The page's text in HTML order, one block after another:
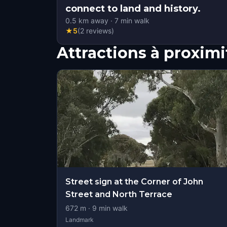
connect to land and history.
0.5 km away · 7 min walk
★5(2 reviews)
Attractions à
Street sign at the Corner of John
Street and North Terrace
672 m · 9 min walk
Landmark